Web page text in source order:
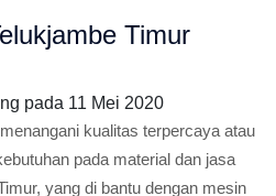
Timur
pada 11 Mei 2020
kualitas terpercaya atau
pada material dan jasa
yang di bantu dengan mesin